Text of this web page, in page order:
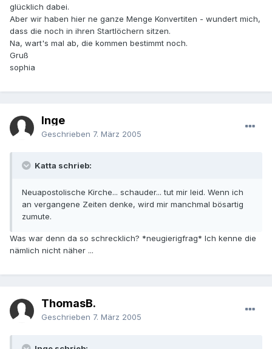
glücklich dabei.
Aber wir haben hier ne ganze Menge Konvertiten - wundert mich,
dass die noch in ihren Startlöchern sitzen.
Na, wart's mal ab, die kommen bestimmt noch.
Gruß
sophia
Inge
Geschrieben 7. März 2005
Katta schrieb:
Neuapostolische Kirche... schauder... tut mir leid. Wenn ich
an vergangene Zeiten denke, wird mir manchmal bösartig
zumute.
Was war denn da so schrecklich? *neugierigfrag* Ich kenne die
nämlich nicht näher ...
ThomasB.
Geschrieben 7. März 2005